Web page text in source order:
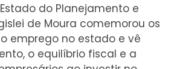
do Planejamento e
de Moura comemorou os
emprego no estado e vê
o equilíbrio fiscal e a